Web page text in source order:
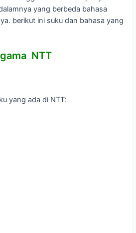
yang berbeda bahasa
berikut ini suku dan bahasa yang
NTT
yang ada di NTT: